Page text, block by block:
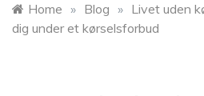
Home » Blog » Livet uden
dig under et kørselsforbud